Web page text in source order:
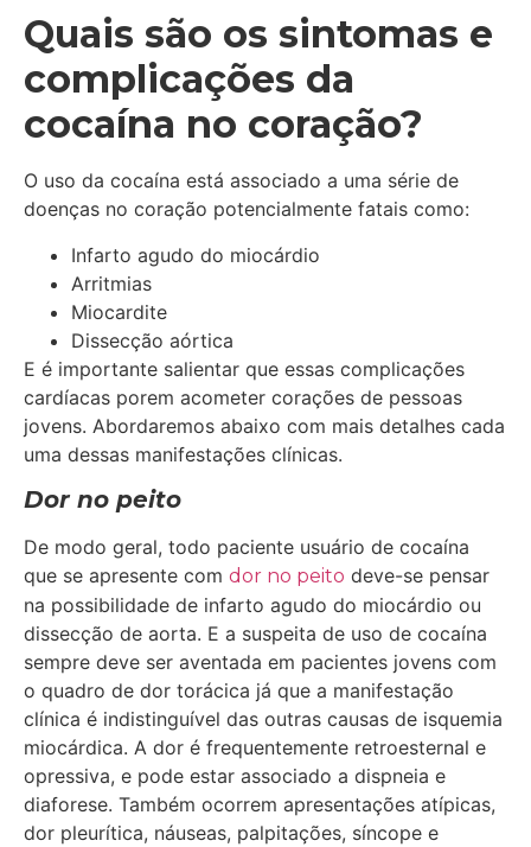
Quais são os sintomas e
complicações da
cocaína no coração?
O uso da cocaína está associado a uma série de
doenças no coração potencialmente fatais como:
Infarto agudo do miocárdio
Arritmias
Miocardite
Dissecção aórtica
E é importante salientar que essas complicações
cardíacas porem acometer corações de pessoas
jovens. Abordaremos abaixo com mais detalhes cada
uma dessas manifestações clínicas.
Dor no peito
De modo geral, todo paciente usuário de cocaína
que se apresente com dor no peito deve-se pensar
na possibilidade de infarto agudo do miocárdio ou
dissecção de aorta. E a suspeita de uso de cocaína
sempre deve ser aventada em pacientes jovens com
o quadro de dor torácica já que a manifestação
clínica é indistinguível das outras causas de isquemia
miocárdica. A dor é frequentemente retroesternal e
opressiva, e pode estar associado a dispneia e
diaforese. Também ocorrem apresentações atípicas,
dor pleurítica, náuseas, palpitações, síncope e